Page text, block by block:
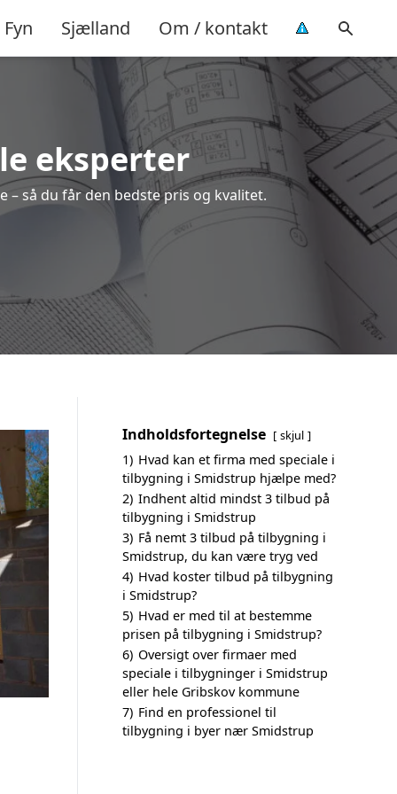
Fyn Sjælland Om / kontakt
eksperter
så du får den bedste pris og kvalitet.
Indholdsfortegnelse skjul
1) Hvad kan et firma med speciale i
tilbygning i Smidstrup hjælpe med?
2) Indhent altid mindst 3 tilbud på
tilbygning i Smidstrup
3) Få nemt 3 tilbud på tilbygning i
Smidstrup, du kan være tryg ved
4) Hvad koster tilbud på tilbygning
i Smidstrup?
5) Hvad er med til at bestemme
prisen på tilbygning i Smidstrup?
6) Oversigt over firmaer med
speciale i tilbygninger i Smidstrup
eller hele Gribskov kommune
7) Find en professionel til
tilbygning i byer nær Smidstrup